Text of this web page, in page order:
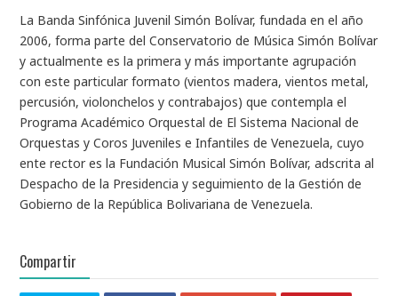
La Banda Sinfónica Juvenil Simón Bolívar, fundada en el año
2006, forma parte del Conservatorio de Música Simón Bolívar
y actualmente es la primera y más importante agrupación
con este particular formato (vientos madera, vientos metal,
percusión, violonchelos y contrabajos) que contempla el
Programa Académico Orquestal de El Sistema Nacional de
Orquestas y Coros Juveniles e Infantiles de Venezuela, cuyo
ente rector es la Fundación Musical Simón Bolívar, adscrita al
Despacho de la Presidencia y seguimiento de la Gestión de
Gobierno de la República Bolivariana de Venezuela.
Compartir